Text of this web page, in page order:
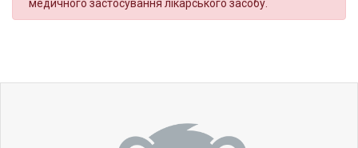
медичного застосування лікарського засобу.